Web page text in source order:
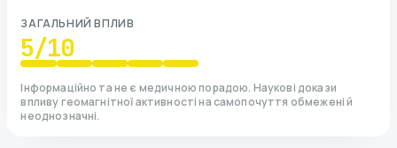
ЗАГАЛЬНИЙ ВПЛИВ
5/10
Інформаційно та не є медичною порадою. Наукові докази
впливу геомагнітної активності на самопочуття обмежені й
неоднозначні.